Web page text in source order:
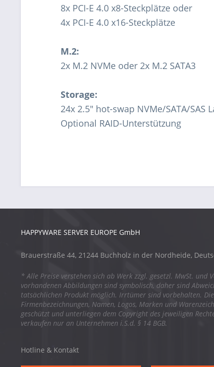
8x PCI-E 4.0 x8-Steckplätze oder
4x PCI-E 4.0 x16-Steckplätze
M.2:
2x M.2 NVMe oder 2x M.2 SATA3
Storage:
24x 2.5" hot-swap NVMe/SATA/SAS
Optional RAID-Unterstützung
HAPPYWARE SERVER EUROPE GmbH
Brauerstraße 44, 21244 Buchholz in der Nordheide,
* Alle Preise verstehen sich ab Werk zzgl. gesetzl. MwSt. und
vorhandenen Abbildungen sind symbolisch, daher sind
tatsächlichen Produkt möglich. Irrtümer sind vorbehalten.
Firmenbezeichnungen, Namen, Logos, Marken und
geschützt und unterliegen dem Copyright des jeweiligen
verkaufen nur an Unternehmen i.S.d. § 14 BGB.
Hotline & Kontakt